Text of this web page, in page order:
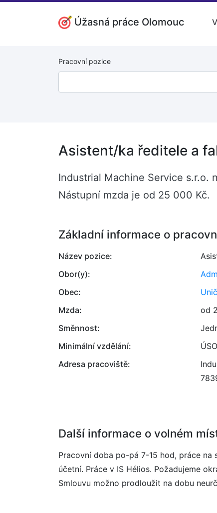
Úžasná práce Olomouc
Pracovní pozice
Asistent/ka ředitele a
Industrial Machine Service s.r.o.
Nástupní mzda je od 25 000 Kč.
Základní informace o
Název pozice:
Obor(y):
Obec:
Mzda:
od
Směnnost:
Minimální vzdělání:
Adresa pracoviště:
Další informace o volném
Pracovní doba po-pá 7-15 hod, práce
účetní. Práce v IS Hélios. Požadujeme
Smlouvu možno prodloužit na dobu